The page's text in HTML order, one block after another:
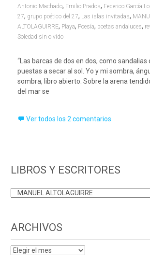
Antonio Machado, Emilio Prados, Federico García
27, grupo poético del 27, Las islas invitadas,
ALTOLAGUIRRE, Playa, Poesía, poetas andaluces,
Soledad sin olvido
“Las barcas de dos en dos, como sandalias
puestas a secar al sol. Yo y mi sombra,
sombra, libro abierto. Sobre la arena
del mar se
Ver todos los 2 comentarios
LIBROS Y ESCRITORES
LIBROS
ARCHIVOS
ARCHIVOS